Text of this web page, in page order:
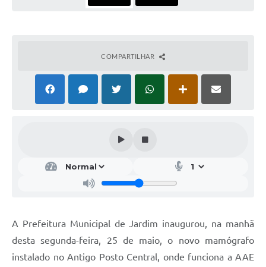
COMPARTILHAR
A Prefeitura Municipal de Jardim inaugurou, na manhã
desta segunda-feira, 25 de maio, o novo mamógrafo
instalado no Antigo Posto Central, onde funciona a AAE